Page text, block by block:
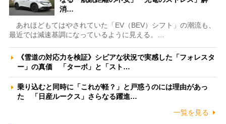
消…
あれほどもてはやされていた「EV（BEV）シフト」の潮流も、
最近では減速基調になっているように見える。…
《雪道の対応力を検証》シビアな状況で実感した「フォレスタ
ー」の真価 「ターボ」と「スト…
乗り込むと同時に「これが軽？」と戸惑うのには理由があっ
た 「日産ルークス」さらなる躍進…
一覧を見る